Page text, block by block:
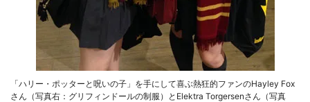
「ハリー・ポッターと呪いの子」を手にして喜ぶ熱狂的ファンのHayley Fox
さん（写真右：グリフィンドールの制服）とElektra Torgersenさん（写真